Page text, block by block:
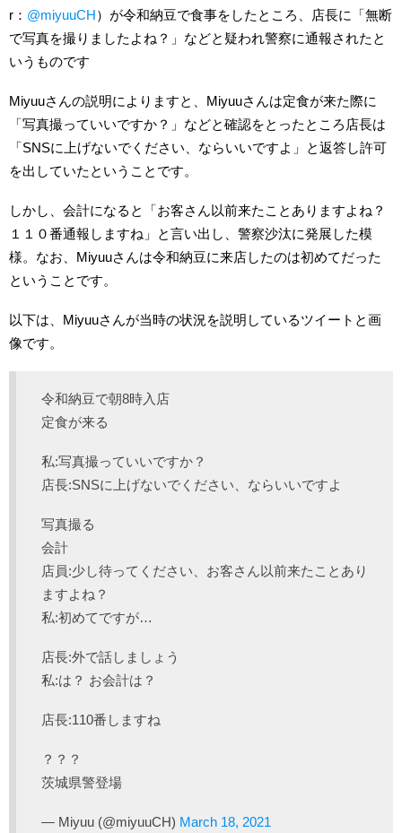
r： @miyuuCH）が令和納豆で食事をしたところ、店長に「無断
で写真を撮りましたよね？」などと疑われ警察に通報されたと
いうものです
Miyuuさんの説明によりますと、Miyuuさんは定食が来た際に
「写真撮っていいですか？」などと確認をとったところ店長は
「SNSに上げないでください、ならいいですよ」と返答し許可
を出していたということです。
しかし、会計になると「お客さん以前来たことありますよね？
１１０番通報しますね」と言い出し、警察沙汰に発展した模
様。なお、Miyuuさんは令和納豆に来店したのは初めてだった
ということです。
以下は、Miyuuさんが当時の状況を説明しているツイートと画
像です。
令和納豆で朝8時入店
定食が来る
私:写真撮っていいですか？
店長:SNSに上げないでください、ならいいですよ
写真撮る
会計
店員:少し待ってください、お客さん以前来たことあり
ますよね？
私:初めてですが…
店長:外で話しましょう
私:は？ お会計は？
店長:110番しますね
？？？
茨城県警登場
— Miyuu (@miyuuCH) March 18, 2021